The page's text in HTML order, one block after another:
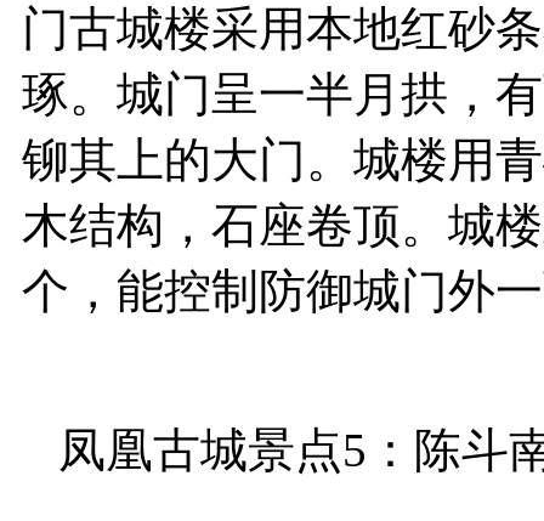
门古城楼采用本地红砂
琢。城门呈一半月拱，
铆其上的大门。城楼用
木结构，石座卷顶。城
个，能控制防御城门外
凤凰古城景点5：陈斗